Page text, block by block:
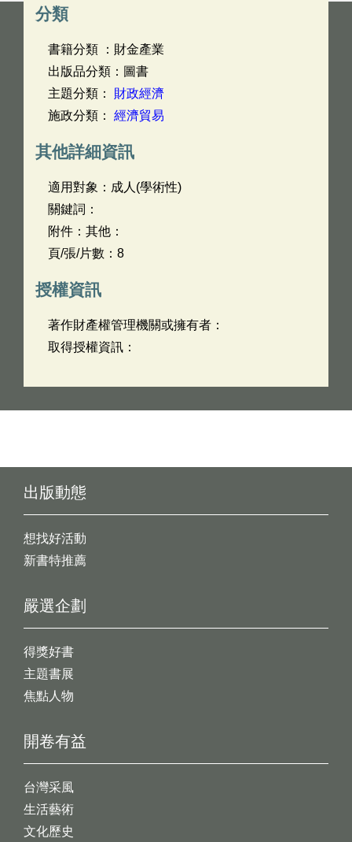
分類
書籍分類 ：財金產業
出版品分類：圖書
主題分類： 財政經濟
施政分類： 經濟貿易
其他詳細資訊
適用對象：成人(學術性)
關鍵詞：
附件：其他：
頁/張/片數：8
授權資訊
著作財產權管理機關或擁有者：
取得授權資訊：
出版動態
想找好活動
新書特推薦
開卷有益
台灣采風
生活藝術
文化歷史
嚴選企劃
得獎好書
主題書展
焦點人物